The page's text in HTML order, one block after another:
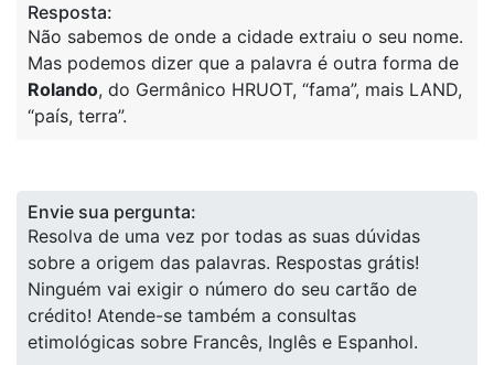
Resposta:
Não sabemos de onde a cidade extraiu o seu nome.
Mas podemos dizer que a palavra é outra forma de
Rolando, do Germânico HRUOT, “fama”, mais LAND,
“país, terra”.
Envie sua pergunta:
Resolva de uma vez por todas as suas dúvidas
sobre a origem das palavras. Respostas grátis!
Ninguém vai exigir o número do seu cartão de
crédito! Atende-se também a consultas
etimológicas sobre Francês, Inglês e Espanhol.